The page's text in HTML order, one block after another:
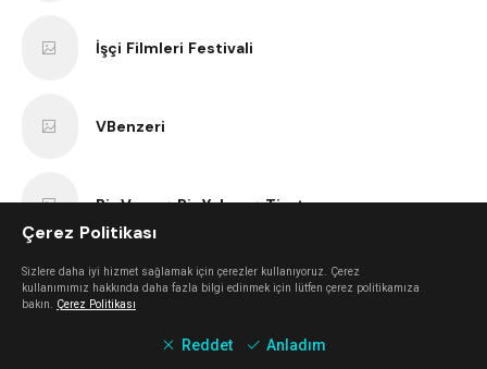
İşçi Filmleri Festivali
VBenzeri
Bir Varmış Bir Yokmuş Tiyatro
İzmir Bisiklet Eğitimi
Çerez Politikası
Sizlere daha iyi hizmet sağlamak için çerezler kullanıyoruz. Çerez
kullanımımız hakkında daha fazla bilgi edinmek için lütfen çerez politikamıza
bakın. Çerez Politikası
Reddet Anladım